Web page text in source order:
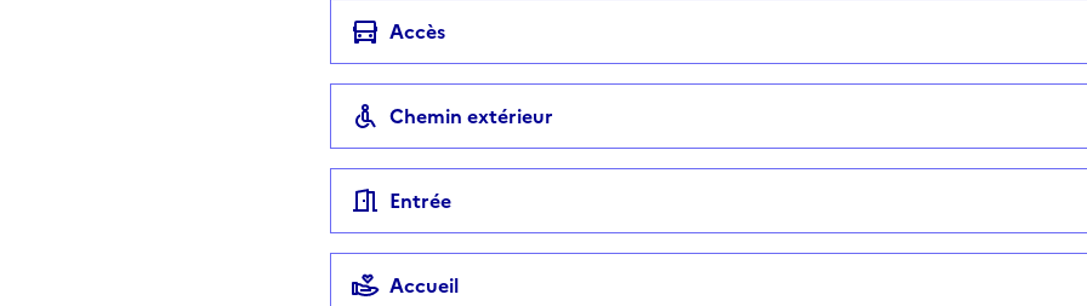
Accès
Chemin extérieur
Entrée
Accueil